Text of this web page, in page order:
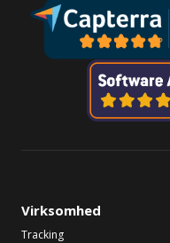
Virksomhed
Tracking